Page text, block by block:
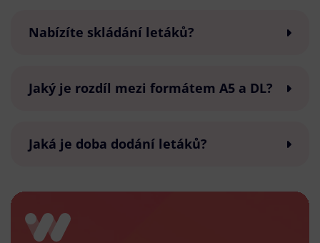
Nabízíte skládání letáků?
Jaký je rozdíl mezi formátem A5 a DL?
Jaká je doba dodání letáků?